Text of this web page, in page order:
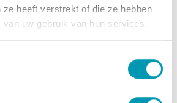
ze heeft verstrekt of die ze hebben
uw gebruik van hun services.
Crème te gebruiken
kun je de basische crème van Alka®